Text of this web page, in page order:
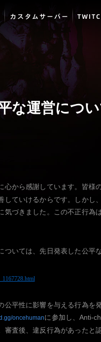
カスタムサーバー
な運営につ
から感謝しています。皆様
ていけるからです。しかし
づきました。この不正行為
いては、先日発表した公平
平性に影響を与える行為を
oncehumanに参加し、Anti-
査後、違反行為があったと